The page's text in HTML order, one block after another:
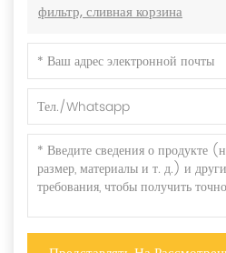
фильтр, сливная корзина